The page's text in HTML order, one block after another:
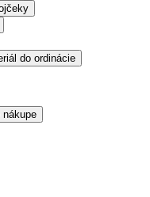
do ordinácie